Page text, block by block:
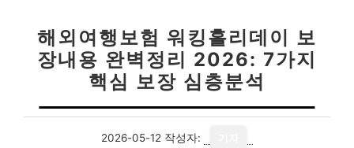
해외여행보험 워킹홀리데이 보
장내용 완벽정리 2026: 7가지
핵심 보장 심층분석
2026-05-12 작성자: